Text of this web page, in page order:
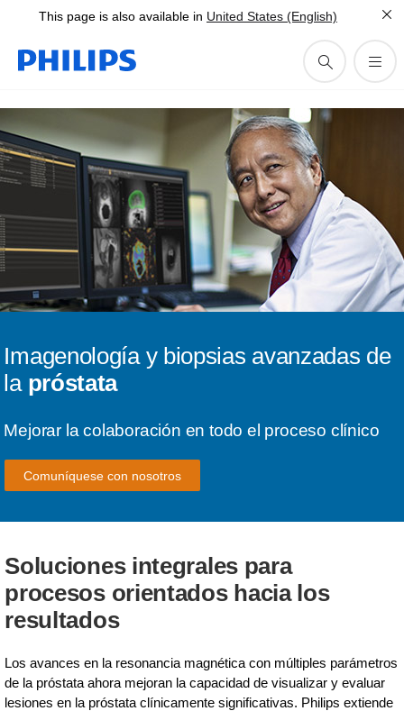
This page is also available in United States (English)
Imagenología y biopsias avanzadas de
la próstata
Mejorar la colaboración en todo el proceso clínico
Comuníquese con nosotros
Soluciones integrales para
procesos orientados hacia los
resultados
Los avances en la resonancia magnética con múltiples parámetros
de la próstata ahora mejoran la capacidad de visualizar y evaluar
lesiones en la próstata clínicamente significativas. Philips extiende